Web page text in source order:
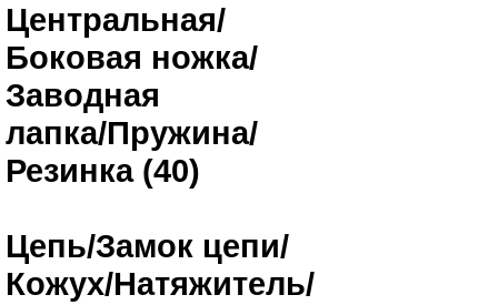
Центральная/
Боковая ножка/
Заводная
лапка/Пружина/
Резинка (40)
Цепь/Замок цепи/
Кожух/Натяжитель/